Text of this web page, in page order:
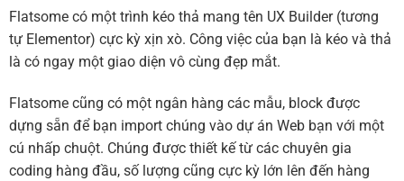
Flatsome có một trình kéo thả mang tên UX Builder (tương
tự Elementor) cực kỳ xịn xò. Công việc của bạn là kéo và thả
là có ngay một giao diện vô cùng đẹp mắt.
Flatsome cũng có một ngân hàng các mẫu, block được
dựng sẵn để bạn import chúng vào dự án Web bạn với một
cú nhấp chuột. Chúng được thiết kế từ các chuyên gia
coding hàng đầu, số lượng cũng cực kỳ lớn lên đến hàng